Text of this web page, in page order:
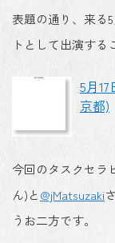
表題の通り、来る
トとして出演する
5月
京都)
今回のタスクセラ
ん)と@jMatsuzaki
うお二方です。